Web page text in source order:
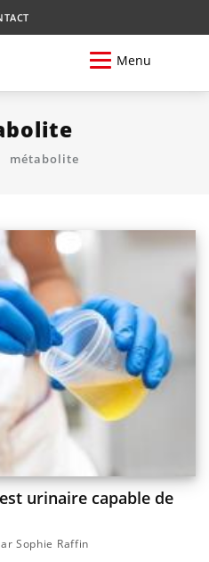
Menu
métabolite
urinaire capable de
Sophie Raffin